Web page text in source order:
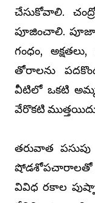
చేసుకోవాలి.
పూజించాలి.
గంధం,
తోరాలను
వీటిలో ఒకటి
వేరొకటి
తరువాత
షోడశోపచారాలతో
వివిధ రకాల